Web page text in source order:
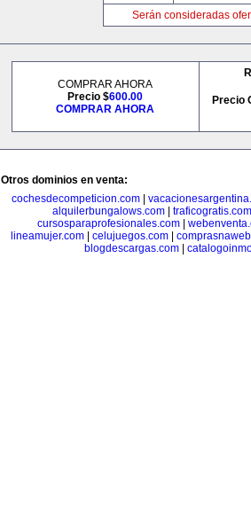
Serán consideradas
COMPRAR AHORA
Precio $600.00
COMPRAR AHORA
Precio
Otros dominios en venta:
cochesdecompeticion.com
alquilerbungalows.com| traficogratis.com
cursosparaprofesionales.com|
lineamujer.com| celujuegos.com|
blogdescargas.com|